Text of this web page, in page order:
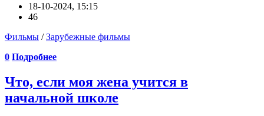
18-10-2024, 15:15
46
Фильмы /Зарубежные фильмы
0 Подробнее
Что, если моя жена учится в
начальной школе